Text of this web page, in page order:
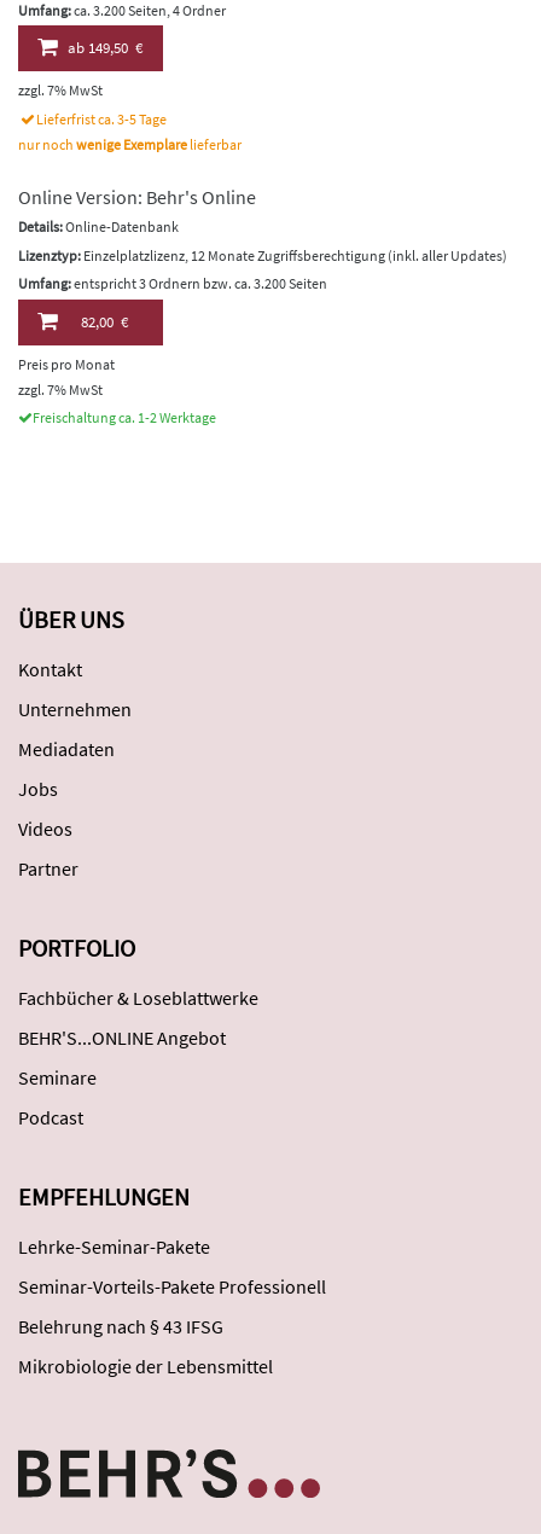
Umfang:ca. 3.200 Seiten, 4 Ordner
ab149,50 €
zzgl. 7% MwSt
Lieferfrist ca. 3-5 Tage
nur noch wenige Exemplare lieferbar
Online Version: Behr's Online
Details:Online-Datenbank
Lizenztyp: Einzelplatzlizenz, 12 Monate Zugriffsberechtigung (inkl. aller Updates)
Umfang:entspricht 3 Ordnern bzw. ca. 3.200 Seiten
82,00 €
Preis pro Monat
zzgl. 7% MwSt
Freischaltung ca. 1-2 Werktage
ÜBER UNS
Kontakt
Unternehmen
Mediadaten
Jobs
Videos
Partner
PORTFOLIO
Fachbücher & Loseblattwerke
BEHR'S...ONLINE Angebot
Seminare
Podcast
EMPFEHLUNGEN
Lehrke-Seminar-Pakete
Seminar-Vorteils-Pakete Professionell
Belehrung nach § 43 IFSG
Mikrobiologie der Lebensmittel